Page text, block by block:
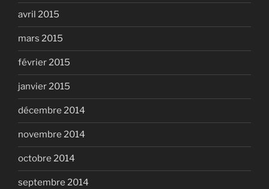
avril 2015
mars 2015
février 2015
janvier 2015
décembre 2014
novembre 2014
octobre 2014
septembre 2014